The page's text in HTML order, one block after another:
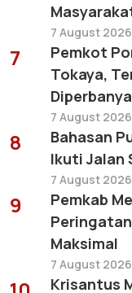
7 August 2026
7
Pemkot
Tokaya,
7 August 2026
8
Bahasan
Ikuti Jalan
7 August 2026
9
Pemkab
Maksimal
7 August 2026
Krisantus